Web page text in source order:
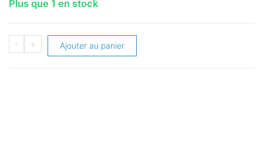
Plus que 1 en stock
-
quantité
+ Ajouter au panier